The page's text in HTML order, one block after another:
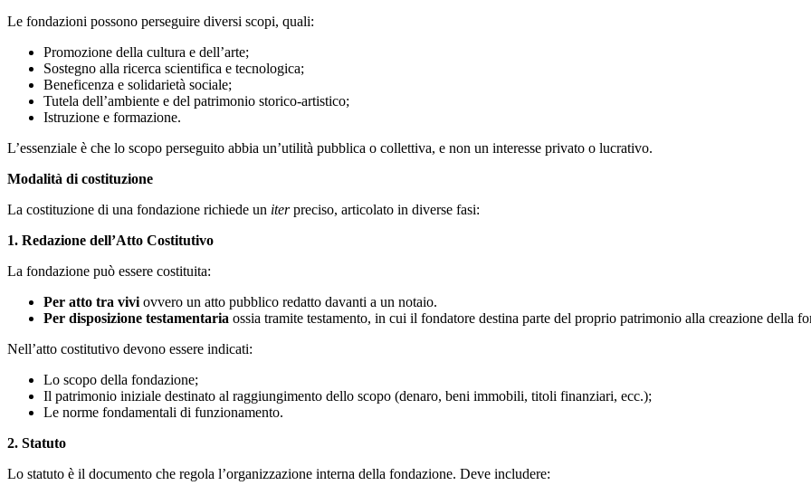
Le fondazioni possono perseguire diversi scopi, quali:
Promozione della cultura e dell’arte;
Sostegno alla ricerca scientifica e tecnologica;
Beneficenza e solidarietà sociale;
Tutela dell’ambiente e del patrimonio storico-artistico;
Istruzione e formazione.
L’essenziale è che lo scopo perseguito abbia un’utilità pubblica o collettiva, e non un interesse privato o lucrativo.
Modalità di costituzione
La costituzione di una fondazione richiede un iterpreciso, articolato in diverse fasi:
1. Redazione dell’Atto Costitutivo
La fondazione può essere costituita:
Per atto tra vivi ovvero un atto pubblico redatto davanti a un notaio.
Per disposizione testamentaria ossia tramite testamento, in cui il fondatore destina parte del proprio patrimonio alla creazione della
Nell’atto costitutivo devono essere indicati:
Lo scopo della fondazione;
Il patrimonio iniziale destinato al raggiungimento dello scopo (denaro, beni immobili, titoli finanziari, ecc.);
Le norme fondamentali di funzionamento.
2. Statuto
Lo statuto è il documento che regola l’organizzazione interna della fondazione. Deve includere: